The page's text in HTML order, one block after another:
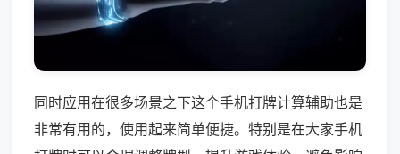
同时应用在很多场景之下这个手机打牌计算辅助也是
非常有用的，使用起来简单便捷。特别是在大家手机